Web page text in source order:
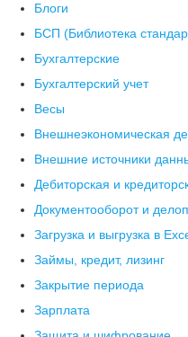
Блоги
БСП (Библиотека
Бухгалтерские
Бухгалтерский учет
Весы
Внешнеэкономическая
Внешние источники
Дебиторская и
Документооборот и
Загрузка и выгрузка в
Займы, кредит, лизинг
Закрытие периода
Зарплата